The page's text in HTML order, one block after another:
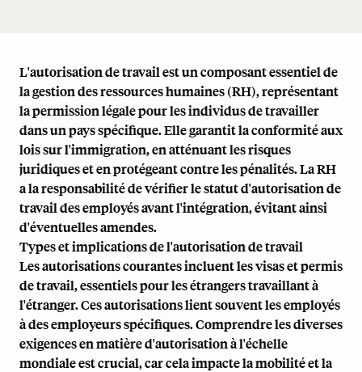
L'autorisation de travail est un composant essentiel de
la gestion des ressources humaines (RH), représentant
la permission légale pour les individus de travailler
dans un pays spécifique. Elle garantit la conformité aux
lois sur l'immigration, en atténuant les risques
juridiques et en protégeant contre les pénalités. La RH
a la responsabilité de vérifier le statut d'autorisation de
travail des employés avant l'intégration, évitant ainsi
d'éventuelles amendes.
Types et implications de l'autorisation de travail
Les autorisations courantes incluent les visas et permis
de travail, essentiels pour les étrangers travaillant à
l'étranger. Ces autorisations lient souvent les employés
à des employeurs spécifiques. Comprendre les diverses
exigences en matière d'autorisation à l'échelle
mondiale est crucial, car cela impacte la mobilité et la